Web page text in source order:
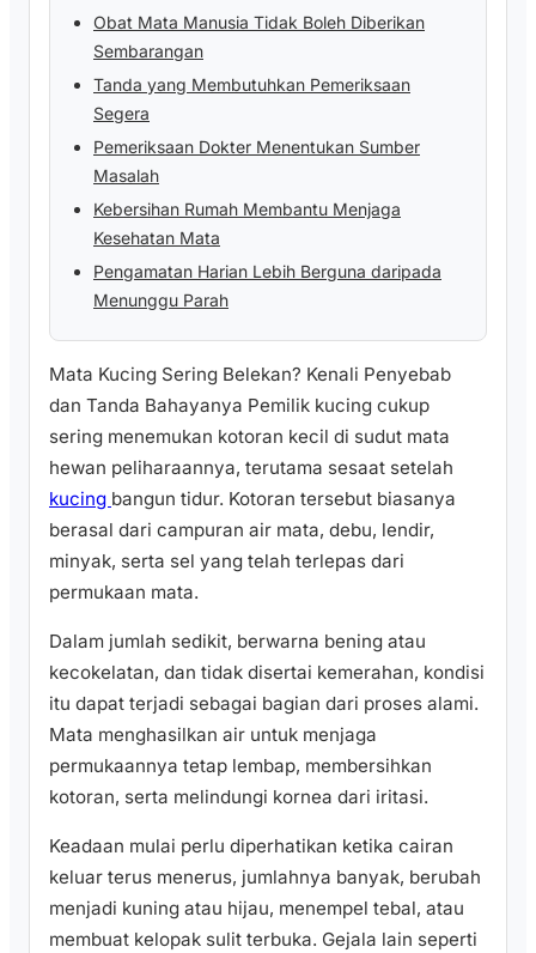
Obat Mata Manusia Tidak Boleh Diberikan
Sembarangan
Tanda yang Membutuhkan Pemeriksaan
Segera
Pemeriksaan Dokter Menentukan Sumber
Masalah
Kebersihan Rumah Membantu Menjaga
Kesehatan Mata
Pengamatan Harian Lebih Berguna daripada
Menunggu Parah
Mata Kucing Sering Belekan? Kenali Penyebab
dan Tanda Bahayanya Pemilik kucing cukup
sering menemukan kotoran kecil di sudut mata
hewan peliharaannya, terutama sesaat setelah
kucing bangun tidur. Kotoran tersebut biasanya
berasal dari campuran air mata, debu, lendir,
minyak, serta sel yang telah terlepas dari
permukaan mata.
Dalam jumlah sedikit, berwarna bening atau
kecokelatan, dan tidak disertai kemerahan, kondisi
itu dapat terjadi sebagai bagian dari proses alami.
Mata menghasilkan air untuk menjaga
permukaannya tetap lembap, membersihkan
kotoran, serta melindungi kornea dari iritasi.
Keadaan mulai perlu diperhatikan ketika cairan
keluar terus menerus, jumlahnya banyak, berubah
menjadi kuning atau hijau, menempel tebal, atau
membuat kelopak sulit terbuka. Gejala lain seperti